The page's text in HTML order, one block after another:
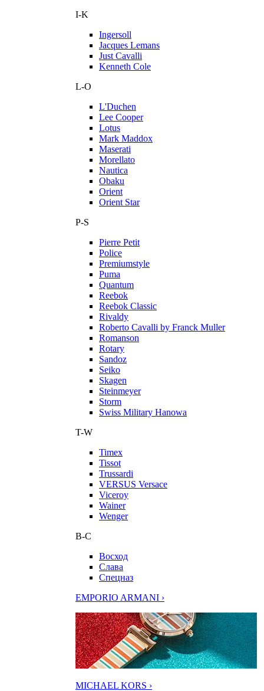
I-K
Ingersoll
Jacques Lemans
Just Cavalli
Kenneth Cole
L-O
L'Duchen
Lee Cooper
Lotus
Mark Maddox
Maserati
Morellato
Nautica
Obaku
Orient
Orient Star
P-S
Pierre Petit
Police
Premiumstyle
Puma
Quantum
Reebok
Reebok Classic
Rivaldy
Roberto Cavalli by Franck Muller
Romanson
Rotary
Sandoz
Seiko
Skagen
Steinmeyer
Storm
Swiss Military Hanowa
T-W
Timex
Tissot
Trussardi
VERSUS Versace
Viceroy
Wainer
Wenger
В-С
Восход
Слава
Спецназ
EMPORIO ARMANI ›
MICHAEL KORS ›